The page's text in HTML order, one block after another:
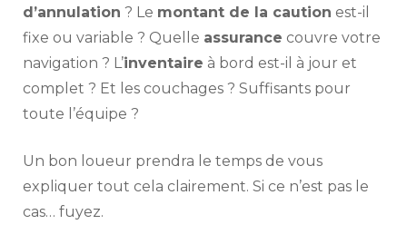
d’annulation ? Le montant de la caution est-il
fixe ou variable ? Quelle assurance couvre votre
navigation ? L’inventaire à bord est-il à jour et
complet ? Et les couchages ? Suffisants pour
toute l’équipe ?
Un bon loueur prendra le temps de vous
expliquer tout cela clairement. Si ce n’est pas le
cas… fuyez.